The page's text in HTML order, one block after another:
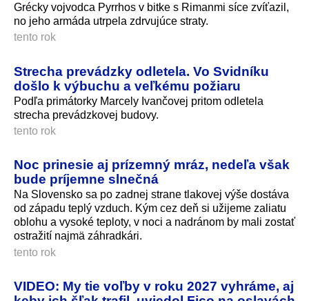
Grécky vojvodca Pyrrhos v bitke s Rimanmi síce zvíťazil,
no jeho armáda utrpela zdrvujúce straty.
tento rok
Strecha prevádzky odletela. Vo Svidníku
došlo k výbuchu a veľkému požiaru
Podľa primátorky Marcely Ivančovej pritom odletela
strecha prevádzkovej budovy.
tento rok
Noc prinesie aj prízemný mráz, nedeľa však
bude príjemne slnečná
Na Slovensko sa po zadnej strane tlakovej výše dostáva
od západu teplý vzduch. Kým cez deň si užijeme zaliatu
oblohu a vysoké teploty, v noci a nadránom by mali zostať
ostražití najmä záhradkári.
tento rok
VIDEO: My tie voľby v roku 2027 vyhráme, aj